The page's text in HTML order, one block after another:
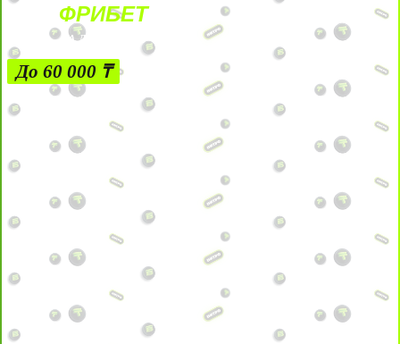
ФРИБЕТ
ЗА ДЕПОЗИТЫ
До 60 000 ₸